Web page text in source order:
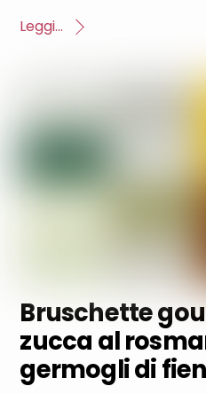
Leggi...
Bruschette
zucca al
germogli di